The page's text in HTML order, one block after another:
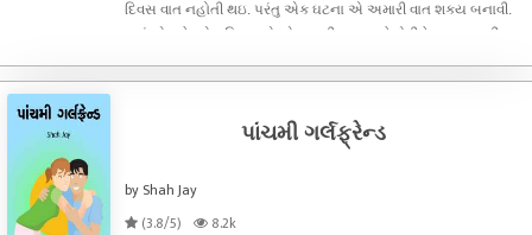
દિવસ વાત નહોતી થઇ. પરંતુ એક ઘટના એ અમારી વાત શક્ય બનાવી.
થયું એમ કે, એક દિવસ એ એના રુટીન પ્રમાણે દોડીને આવ્યા પછી
આ છોકરીને કસરત કરતી જોઇન
પાંચમી ગર્લફ્રેન્ડ
by Shah Jay
(3.8/5)
8.2k